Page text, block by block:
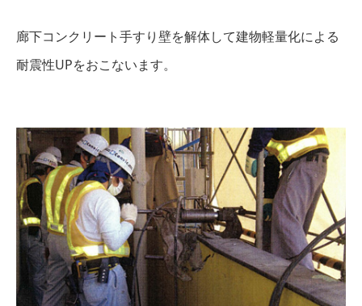
廊下コンクリート手すり壁を解体して建物軽量化による
耐震性UPをおこないます。